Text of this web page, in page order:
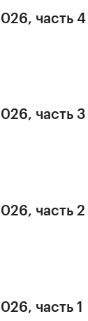
часть 4
часть 3
часть 2
часть 1